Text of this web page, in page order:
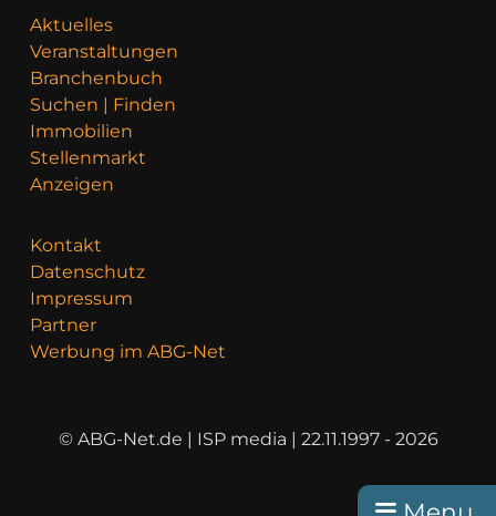
Aktuelles
Veranstaltungen
Branchenbuch
Suchen | Finden
Immobilien
Stellenmarkt
Anzeigen
Kontakt
Datenschutz
Impressum
Partner
Werbung im ABG-Net
© ABG-Net.de | ISP media | 22.11.1997 - 2026